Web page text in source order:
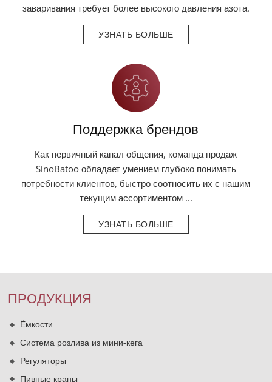
заваривания требует более высокого давления азота.
УЗНАТЬ БОЛЬШЕ
Поддержка брендов
Как первичный канал общения, команда продаж
SinoBatoo обладает умением глубоко понимать
потребности клиентов, быстро соотносить их с нашим
текущим ассортиментом ...
УЗНАТЬ БОЛЬШЕ
ПРОДУКЦИЯ
Ёмкости
Система розлива из мини-кега
Регуляторы
Пивные краны